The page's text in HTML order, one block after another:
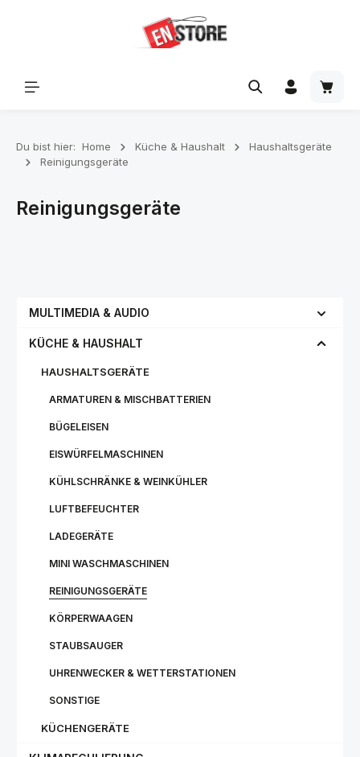
Du bist hier: Home Küche & Haushalt
Haushaltsgeräte
Reinigungsgeräte
Reinigungsgeräte
MULTIMEDIA & AUDIO
KÜCHE & HAUSHALT
HAUSHALTSGERÄTE
ARMATUREN & MISCHBATTERIEN
BÜGELEISEN
EISWÜRFELMASCHINEN
KÜHLSCHRÄNKE & WEINKÜHLER
LUFTBEFEUCHTER
LADEGERÄTE
MINI WASCHMASCHINEN
REINIGUNGSGERÄTE
KÖRPERWAAGEN
STAUBSAUGER
UHRENWECKER & WETTERSTATIONEN
SONSTIGE
KÜCHENGERÄTE